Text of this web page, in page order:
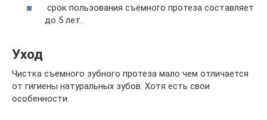
срок пользования съёмного протеза составляет
до 5 лет.
Уход
Чистка съемного зубного протеза мало чем отличается
от гигиены натуральных зубов. Хотя есть свои
особенности.